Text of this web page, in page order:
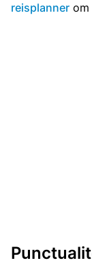
reisplanner om